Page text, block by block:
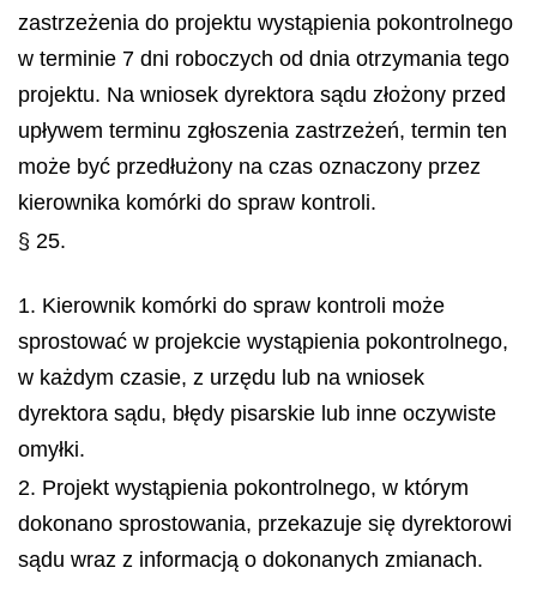
zastrzeżenia do projektu wystąpienia pokontrolnego
w terminie 7 dni roboczych od dnia otrzymania tego
projektu. Na wniosek dyrektora sądu złożony przed
upływem terminu zgłoszenia zastrzeżeń, termin ten
może być przedłużony na czas oznaczony przez
kierownika komórki do spraw kontroli.
§ 25.
1. Kierownik komórki do spraw kontroli może
sprostować w projekcie wystąpienia pokontrolnego,
w każdym czasie, z urzędu lub na wniosek
dyrektora sądu, błędy pisarskie lub inne oczywiste
omyłki.
2. Projekt wystąpienia pokontrolnego, w którym
dokonano sprostowania, przekazuje się dyrektorowi
sądu wraz z informacją o dokonanych zmianach.